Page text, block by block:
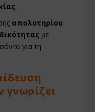
.
απολυτηρίου
με
για τη
γνωρίζει